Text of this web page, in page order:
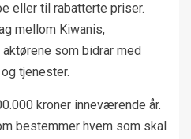
eller til rabatterte priser.
mellom Kiwanis,
som bidrar med
tjenester.
kroner inneværende år.
bestemmer hvem som skal